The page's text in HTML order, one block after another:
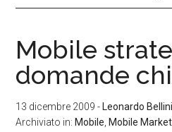
Mobile
domande
13 dicembre 2009 - Leonardo Bellini
Archiviato in: Mobile Mobile